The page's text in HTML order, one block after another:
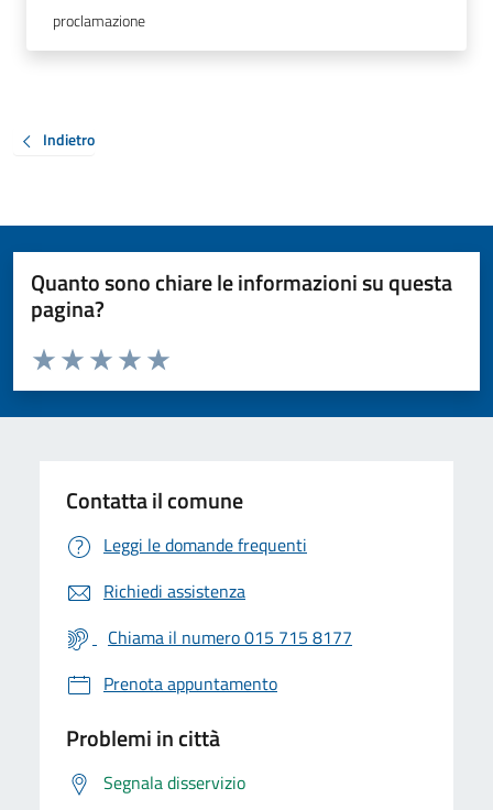
proclamazione
Indietro
Quanto sono chiare le informazioni su questa
pagina?
Valuta da 1 a 5 stelle la pagina
Valuta 5 stelle su 5
Valuta 4 stelle su 5
Valuta 3 stelle su 5
Valuta 2 stelle su 5
Valuta 1 stelle su 5
Contatta il comune
Leggi le domande frequenti
Richiedi assistenza
Chiama il numero 015 715 8177
Prenota appuntamento
Problemi in città
Segnala disservizio